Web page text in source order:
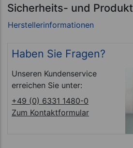
Sicherheits- und
Haben Sie Fragen?
Unseren Kundenservice
erreichen Sie unter:
+49 (0) 6331 1480-0
Zum Kontaktformular